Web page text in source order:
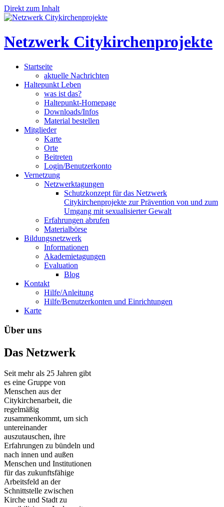
Direkt zum Inhalt
Netzwerk Citykirchenprojekte
Startseite
aktuelle Nachrichten
Haltepunkt Leben
was ist das?
Haltepunkt-Homepage
Downloads/Infos
Material bestellen
Mitglieder
Karte
Orte
Beitreten
Login/Benutzerkonto
Vernetzung
Netzwerktagungen
Schutzkonzept für das Netzwerk
Citykirchenprojekte zur Prävention von und zum
Umgang mit sexualisierter Gewalt
Erfahrungen abrufen
Materialbörse
Bildungsnetzwerk
Informationen
Akademietagungen
Evaluation
Blog
Kontakt
Hilfe/Anleitung
Hilfe/Benutzerkonten und Einrichtungen
Karte
Über uns
Das Netzwerk
Seit mehr als 25 Jahren gibt
es eine Gruppe von
Menschen aus der
Citykirchenarbeit, die
regelmäßig
zusammenkommt, um sich
untereinander
auszutauschen, ihre
Erfahrungen zu bündeln und
nach innen und außen
Menschen und Institutionen
für das zukunftsfähige
Arbeitsfeld an der
Schnittstelle zwischen
Kirche und Stadt zu